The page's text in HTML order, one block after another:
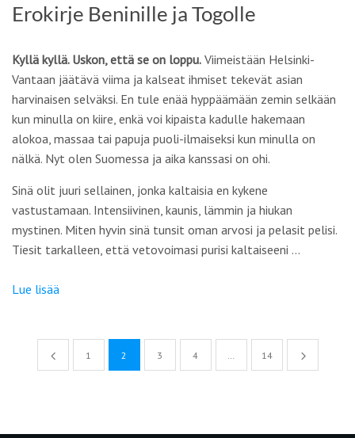
Erokirje Beninille ja Togolle
Kyllä kyllä. Uskon, että se on loppu. Viimeistään Helsinki-
Vantaan jäätävä viima ja kalseat ihmiset tekevät asian
harvinaisen selväksi. En tule enää hyppäämään zemin selkään
kun minulla on kiire, enkä voi kipaista kadulle hakemaan
alokoa, massaa tai papuja puoli-ilmaiseksi kun minulla on
nälkä. Nyt olen Suomessa ja aika kanssasi on ohi.
Sinä olit juuri sellainen, jonka kaltaisia en kykene
vastustamaan. Intensiivinen, kaunis, lämmin ja hiukan
mystinen. Miten hyvin sinä tunsit oman arvosi ja pelasit pelisi.
Tiesit tarkalleen, että vetovoimasi purisi kaltaiseeni …
Lue lisää
1 2 3 4 … 14